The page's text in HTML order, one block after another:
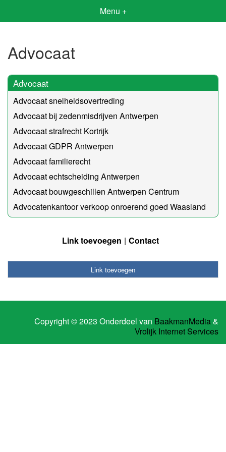
Menu +
Advocaat
Advocaat
Advocaat snelheidsovertreding
Advocaat bij zedenmisdrijven Antwerpen
Advocaat strafrecht Kortrijk
Advocaat GDPR Antwerpen
Advocaat familierecht
Advocaat echtscheiding Antwerpen
Advocaat bouwgeschillen Antwerpen Centrum
Advocatenkantoor verkoop onroerend goed Waasland
Link toevoegen Contact
Link toevoegen
Copyright © 2023 Onderdeel van BaakmanMedia&
Vrolijk Internet Services